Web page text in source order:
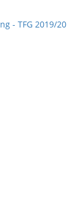
- TFG 2019/20